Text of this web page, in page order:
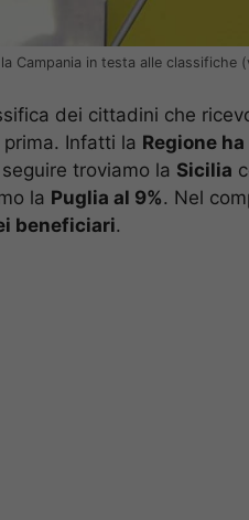
Campania in testa alle classifiche
dei cittadini che
Infatti la Regione ha
troviamo la Sicilia
la Puglia al 9%. Nel
beneficiari.